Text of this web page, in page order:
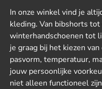
In onze winkel vind je
kleding. Van bibshorts tot
winterhandschoenen tot
je graag bij het kiezen
pasvorm, temperatuur,
jouw persoonlijke
niet alleen functioneel